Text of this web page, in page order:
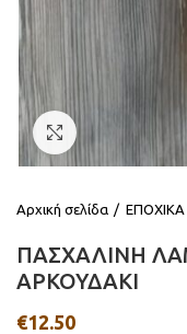
Αρχική σελίδα ΕΠΟΧΙΚΑ
ΠΑΣΧΑΛΙΝΗ
ΑΡΚΟΥΔΑΚΙ
€12.50